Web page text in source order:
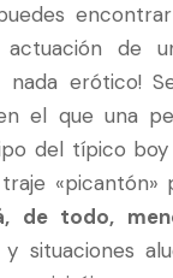
actuación de
nada erótico!
el que una
del típico
«picantón»
de todo,
y situaciones